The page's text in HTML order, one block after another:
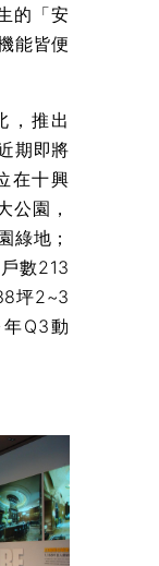
的「安
能皆便
推出
期即將
在十興
公園，
綠地；
數213
坪2~3
Q3動